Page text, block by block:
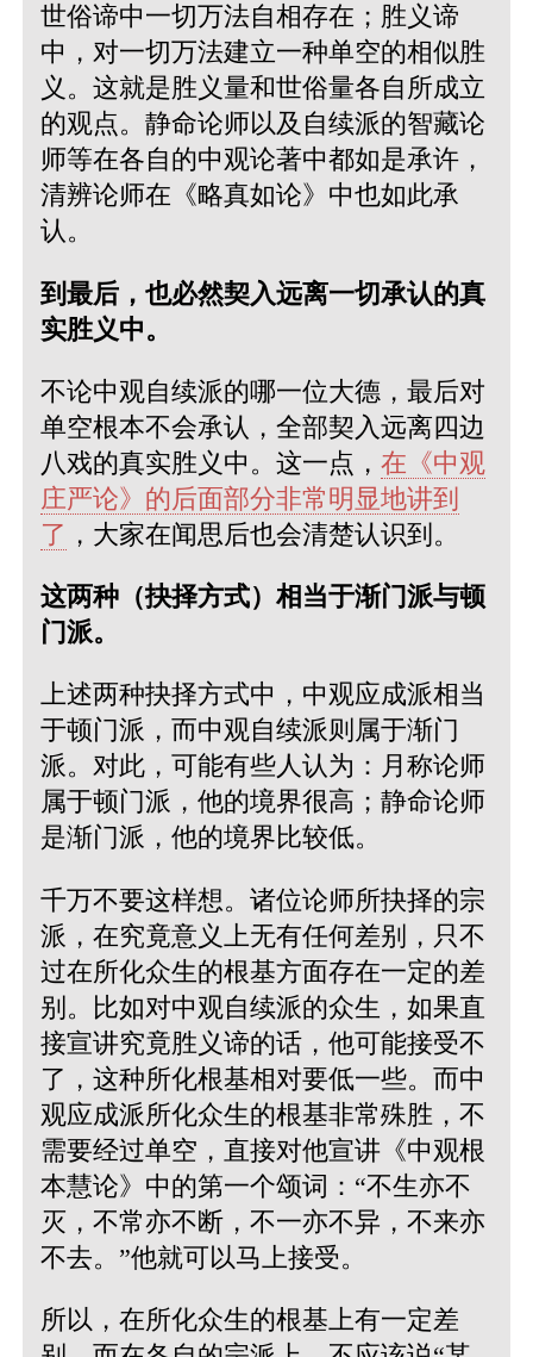
世俗谛中一切万法自相存在；胜义谛
中，对一切万法建立一种单空的相似胜
义。这就是胜义量和世俗量各自所成立
的观点。静命论师以及自续派的智藏论
师等在各自的中观论著中都如是承许，
清辨论师在《略真如论》中也如此承
认。
到最后，也必然契入远离一切承认的真
实胜义中。
不论中观自续派的哪一位大德，最后对
单空根本不会承认，全部契入远离四边
八戏的真实胜义中。这一点， 在《中观
庄严论》的后面部分非常明显地讲到
了 ，大家在闻思后也会清楚认识到。
这两种（抉择方式）相当于渐门派与顿
门派。
上述两种抉择方式中，中观应成派相当
于顿门派，而中观自续派则属于渐门
派。对此，可能有些人认为：月称论师
属于顿门派，他的境界很高；静命论师
是渐门派，他的境界比较低。
千万不要这样想。诸位论师所抉择的宗
派，在究竟意义上无有任何差别，只不
过在所化众生的根基方面存在一定的差
别。比如对中观自续派的众生，如果直
接宣讲究竟胜义谛的话，他可能接受不
了，这种所化根基相对要低一些。而中
观应成派所化众生的根基非常殊胜，不
需要经过单空，直接对他宣讲《中观根
本慧论》中的第一个颂词：“不生亦不
灭，不常亦不断，不一亦不异，不来亦
不去。”他就可以马上接受。
所以，在所化众生的根基上有一定差